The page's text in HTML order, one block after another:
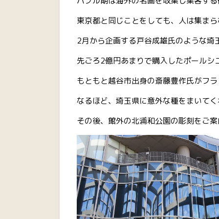
東京都と同じことをしても、人は集ま
2月から企画する戸谷成雄氏のような
先ごろ2億円あまりで購入したポールシ
もともと越谷市出身の斎藤豊作氏がフ
なるほど、埼玉県に意外な種をまいて
その後、館外の北浦和公園の彫刻をご